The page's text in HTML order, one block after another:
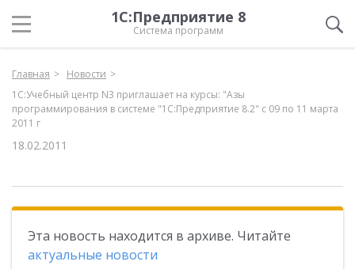
1С:Предприятие 8
Система программ
Главная
Новости
1С:Учебный центр N3 приглашает на курсы: "Азы
программирования в системе "1С:Предприятие 8.2" с 09 по 11 марта
2011 г
18.02.2011
Эта новость находится в архиве. Читайте
актуальные новости